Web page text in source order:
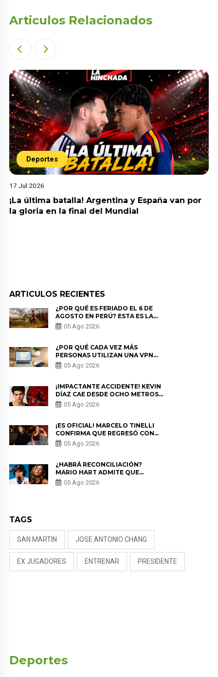
Articulos Relacionados
Deportes
17 Jul 2026
¡La última batalla! Argentina y España van por
la gloria en la final del Mundial
ARTICULOS RECIENTES
¿POR QUÉ ES FERIADO EL 6 DE
AGOSTO EN PERÚ? ESTA ES LA
HISTORIA
05 Ago 2026
¿POR QUÉ CADA VEZ MÁS
PERSONAS UTILIZAN UNA VPN
PARA PROTEGER SU
PRIVACIDAD?
05 Ago 2026
¡IMPACTANTE ACCIDENTE! KEVIN
DÍAZ CAE DESDE OCHO METROS
EN “ESTO ES GUERRA” Y GENERA
PREOCUPACIÓN
05 Ago 2026
¡ES OFICIAL! MARCELO TINELLI
CONFIRMA QUE REGRESÓ CON
MILETT FIGUEROA: “EL AMOR
PUDO MÁS”
05 Ago 2026
¿HABRÁ RECONCILIACIÓN?
MARIO HART ADMITE QUE
PODRÍA VOLVER CON KORINA
RIVADENEIRA: “NO LE CERRARÍA
05 Ago 2026
TAGS
SAN MARTIN JOSE ANTONIO CHANG
EX JUGADORES ENTRENAR PRESIDENTE
Deportes